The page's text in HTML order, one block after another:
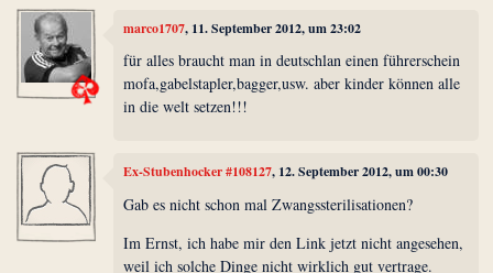
marco1707, 11. September 2012, um 23:02
für alles braucht man in deutschlan einen führerschein
mofa,gabelstapler,bagger,usw. aber kinder können alle
in die welt setzen!!!
Ex-Stubenhocker #108127, 12. September 2012, um 00:30
Gab es nicht schon mal Zwangssterilisationen?
Im Ernst, ich habe mir den Link jetzt nicht angesehen,
weil ich solche Dinge nicht wirklich gut vertrage.